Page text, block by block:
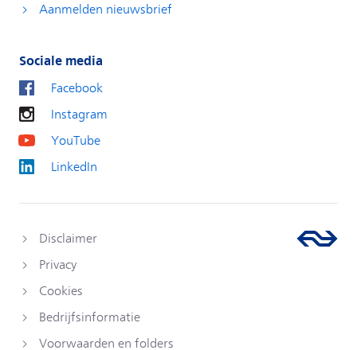
Aanmelden nieuwsbrief
Sociale media
Facebook
Instagram
YouTube
LinkedIn
Disclaimer
Privacy
Cookies
Bedrijfsinformatie
Voorwaarden en folders